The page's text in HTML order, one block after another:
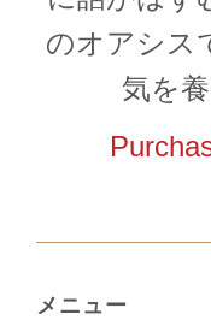
のオアシス
気を
メニュー